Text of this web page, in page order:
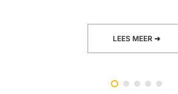
LEES MEER ➜